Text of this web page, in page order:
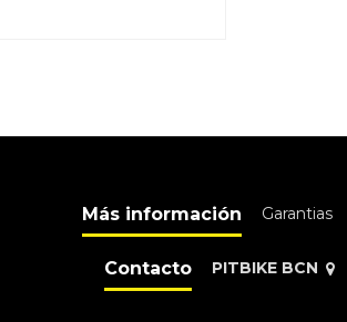
Más información Garantias
Contacto PITBIKE BCN